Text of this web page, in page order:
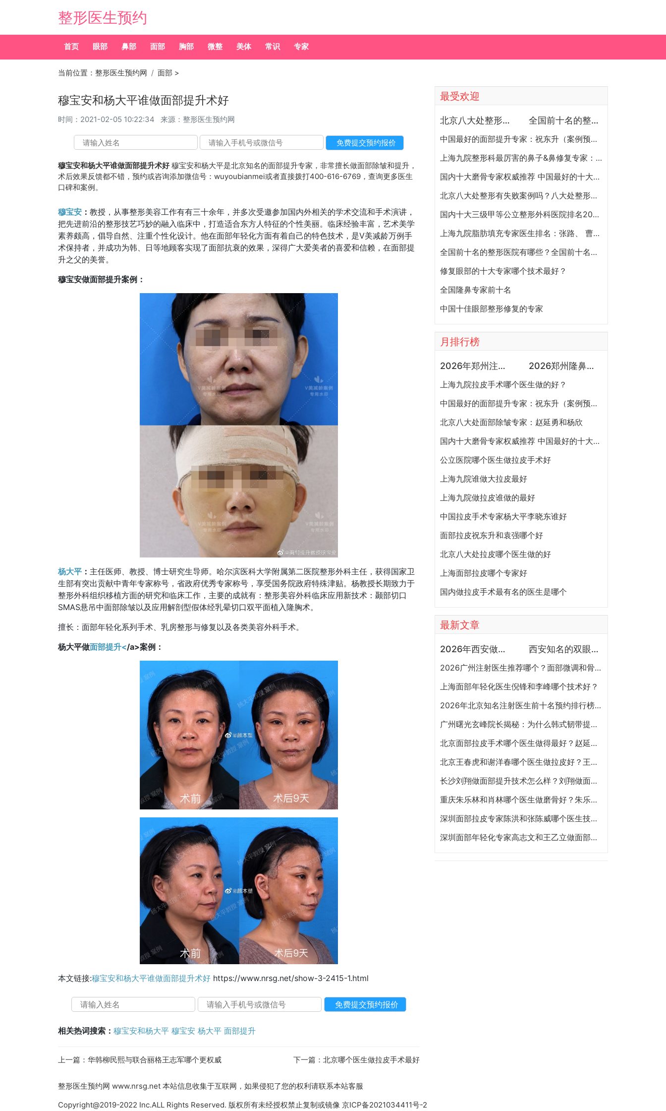
整形医生预约
首页 眼部 鼻部 面部 胸部 微整 美体 常识 专家
当前位置： 整形医生预约网 面部 >
穆宝安和杨大平谁做面部提升术好
时间： 2021-02-05 10:22:34 来源：整形医生预约网
穆宝安和杨大平谁做面部提升术好穆宝安和杨大平是北京知名的面部提升专家，非常擅长做面部除皱和提升，
术后效果反馈都不错，预约或咨询添加微信号：wuyoubianmei或者直接拨打400-616-6769，查询更多医生
口碑和案例。
穆宝安 ： 教授，从事整形美容工作有有三十余年，并多次受邀参加国内外相关的学术交流和手术演讲，
把先进前沿的整形技艺巧妙的融入临床中，打造适合东方人特征的个性美丽。临床经验丰富，艺术美学
素养颇高，倡导自然、注重个性化设计。他在面部年轻化方面有着自己的特色技术，是V美减龄万例手
术保持者，并成功为韩、日等地顾客实现了面部抗衰的效果，深得广大爱美者的喜爱和信赖，在面部提
升之父的美誉。
穆宝安做面部提升案例：
杨大平 ： 主任医师、教授、博士研究生导师。哈尔滨医科大学附属第二医院整形外科主任，获得国家卫
生部有突出贡献中青年专家称号，省政府优秀专家称号，享受国务院政府特殊津贴。杨教授长期致力于
整形外科组织移植方面的研究和临床工作，主要的成就有：整形美容外科临床应用新技术：颞部切口
SMAS悬吊中面部除皱以及应用解剖型假体经乳晕切口双平面植入隆胸术。
擅长：面部年轻化系列手术、乳房整形与修复以及各类美容外科手术。
杨大平做面部提升</a>案例：
本文链接:穆宝安和杨大平谁做面部提升术好 https://www.nrsg.net/show-3-2415-1.html
相关热词搜索： 穆宝安和杨大平 穆宝安 杨大平 面部提升
上一篇： 华韩柳民熙与联合丽格王志军哪个更权威 下一篇： 北京哪个医生做拉皮手术最好
最受欢迎
北京八大处整形医院双眼皮做得最好的医生和价格大全 全国前十名的整形医院（私立篇）全国前十名的私立整形医院排名大全
中国最好的面部提升专家：祝东升（案例预约）五层面部提升怎么样？
上海九院整形科最厉害的鼻子&鼻修复专家：李圣利（简介、案例、预约）
国内十大磨骨专家权威推荐 中国最好的十大磨骨专家排名
北京八大处整形有失败案例吗？八大处整形失败后悔怎么办？怎么投诉？
国内十大三级甲等公立整形外科医院排名2020年
上海九院脂肪填充专家医生排名：张路、 曹卫刚、余力（简介、案例、预约）
全国前十名的整形医院有哪些？全国前十名的公立三甲整形医院排名大全
修复眼部的十大专家哪个技术最好？
全国隆鼻专家前十名
中国十佳眼部整形修复的专家
月排行榜
2026年郑州注射抗衰医生预约排行榜：徐建平、张歌、赵永华、张婉霞、王妍芝、唐喜、李娟、朱怡梦哪个好？ 2026郑州隆鼻专家有哪些？胡志成、周蔚、张海洋、王启立、张鹏、李冰谁做鼻子更好？
上海九院拉皮手术哪个医生做的好？
中国最好的面部提升专家：祝东升（案例预约）五层面部提升怎么样？
北京八大处面部除皱专家：赵延勇和杨欣
国内十大磨骨专家权威推荐 中国最好的十大磨骨专家排名
公立医院哪个医生做拉皮手术好
上海九院谁做大拉皮最好
上海九院做拉皮谁做的最好
中国拉皮手术专家杨大平李晓东谁好
面部拉皮祝东升和袁强哪个好
北京八大处拉皮哪个医生做的好
上海面部拉皮哪个专家好
国内做拉皮手术最有名的医生是哪个
最新文章
2026年西安做鼻子专家预约排行榜TOP5：曾熬、霍玉旺、房志强、蒋立、刘宝军哪个更好？ 西安知名的双眼皮医生都有谁？宋蔚、张沙沙、韩钰博、王璇、张文军谁做双眼皮更好？
2026广州注射医生推荐哪个？面部微调和骨相注射陈超越、赵江辉、张少伟、曾东、玄峰、邓咏谁好？
上海面部年轻化医生倪锋和李峰哪个技术好？
2026年北京知名注射医生前十名预约排行榜大全 擅长面部抗衰、皮贴骨、面部轮廓的注射医生哪个最好？
广州曙光玄峰院长揭秘：为什么韩式韧带提升能避免面部臃肿？
北京面部拉皮手术哪个医生做得最好？赵延勇、杜太超、王春虎、袁强谁做提升好？
北京王春虎和谢洋春哪个医生做拉皮好？王春虎和谢洋春面部提升谁技术更好？
长沙刘翔做面部提升技术怎么样？刘翔做面部提升多少钱？
重庆朱乐林和肖林哪个医生做磨骨好？朱乐林和肖林磨骨改脸型预约电话
深圳面部拉皮专家陈洪和张陈威哪个医生技术好？陈洪和张陈威面部提升谁好？
深圳面部年轻化专家高志文和王乙立做面部提升哪个技术好？高志文和王乙立预约咨询电话
整形医生预约网 www.nrsg.net 本站信息收集于互联网，如果侵犯了您的权利请联系本站客服
Copyright@2019-2022 Inc.ALL Rights Reserved. 版权所有未经授权禁止复制或镜像 京ICP备2021034411号-2